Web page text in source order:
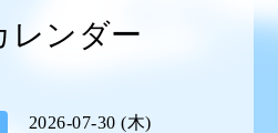
レンダー
2026-07-30 (木)